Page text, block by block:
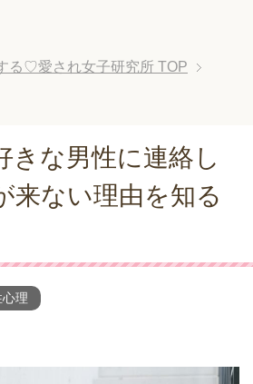
る♡愛され女子研究所 TOP
きな男性に連絡し
来ない理由を知る
心理